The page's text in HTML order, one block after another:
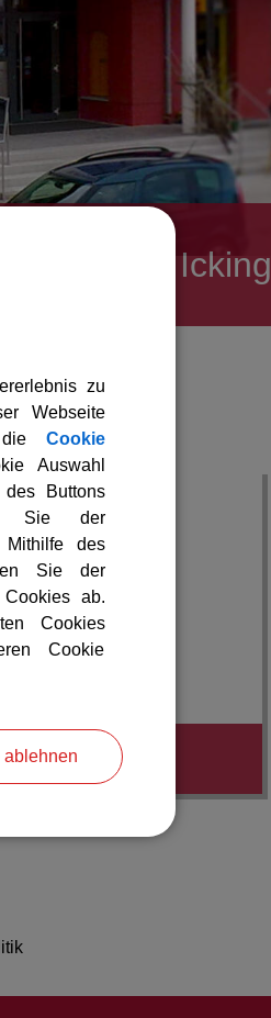
Icking
Sitzungen
zu
Webseite
die Cookie
Auswahl
Buttons
Sie der
des
Sie der
Cookies ab.
Cookies
Cookie
ablehnen